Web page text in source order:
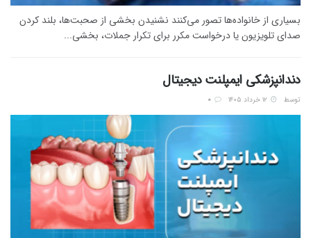
بسیاری از خانواده‌ها تصور می‌کنند نشنیدن بخشی از صحبت‌ها، بلند کردن
صدای تلویزیون یا درخواست مکرر برای تکرار جملات، بخشی...
دندانپزشکی ایمپلنت دیجیتال
توسط